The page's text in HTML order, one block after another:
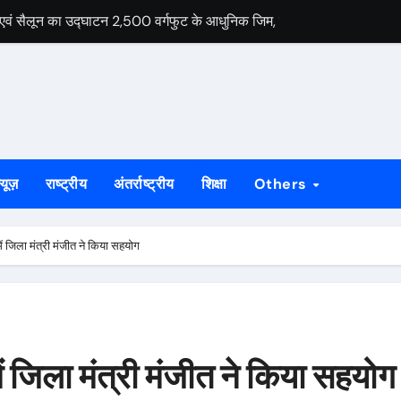
पेट्रोल डालकर किया हमला, हालत गंभीर
चालक व उपचालक पुलिस की हिरासत में
कीमती सामान ले उड़े चोर, दूसरी बार निशाना बना वही घर
शव मिलने से सनसनी, पुलिस जांच में जुटी
श्रद्धालुओं का जत्था, देवघर के लिए हुए रवाना
राष्ट्रीय अंतर्राष्ट्रीय शिक्षा Others
मंत्री मंजीत ने किया सहयोग
मंत्री मंजीत ने किया सहयोग